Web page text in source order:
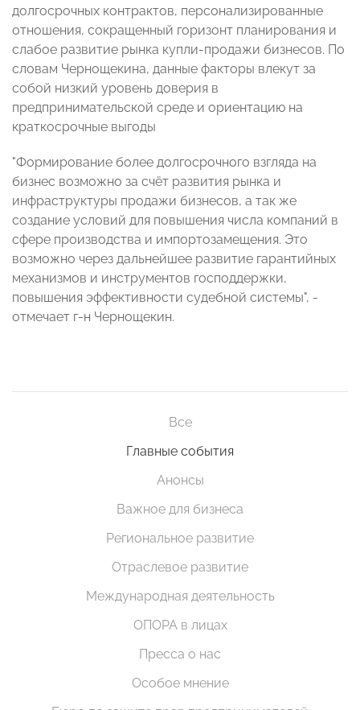
долгосрочных контрактов, персонализированные
отношения, сокращенный горизонт планирования и
слабое развитие рынка купли-продажи бизнесов. По
словам Чернощекина, данные факторы влекут за
собой низкий уровень доверия в
предпринимательской среде и ориентацию на
краткосрочные выгоды
"Формирование более долгосрочного взгляда на
бизнес возможно за счёт развития рынка и
инфраструктуры продажи бизнесов, а так же
создание условий для повышения числа компаний в
сфере производства и импортозамещения. Это
возможно через дальнейшее развитие гарантийных
механизмов и инструментов господдержки,
повышения эффективности судебной системы", -
отмечает г-н Чернощекин.
Все
Главные события
Анонсы
Важное для бизнеса
Региональное развитие
Отраслевое развитие
Международная деятельность
ОПОРА в лицах
Пресса о нас
Особое мнение